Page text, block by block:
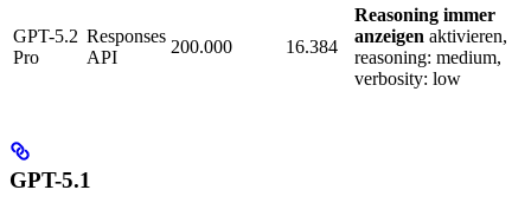
GPT-5.2
Pro
Responses
API
200.000 16.384
Reasoning immer
anzeigen aktivieren,
reasoning: medium,
verbosity: low
GPT-5.1